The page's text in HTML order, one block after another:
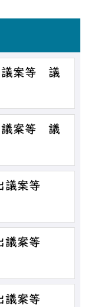
議案等 議
議案等 議
議案等
議案等
議案等